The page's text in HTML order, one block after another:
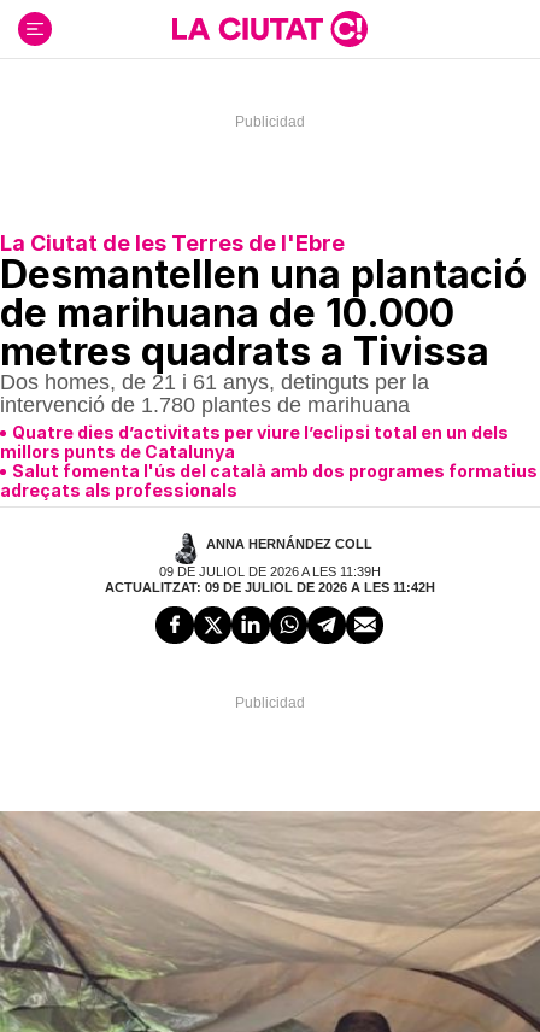
contenido
La Ciutat de les Terres de l'Ebre
Desmantellen una plantació
de marihuana de 10.000
metres quadrats a Tivissa
Dos homes, de 21 i 61 anys, detinguts per la
intervenció de 1.780 plantes de marihuana
Quatre dies d’activitats per viure l’eclipsi total en un dels
millors punts de Catalunya
Salut fomenta l'ús del català amb dos programes formatius
adreçats als professionals
ANNA HERNÁNDEZ COLL
09 DE JULIOL DE 2026 A LES 11:39H
ACTUALITZAT: 09 DE JULIOL DE 2026 A LES 11:42H